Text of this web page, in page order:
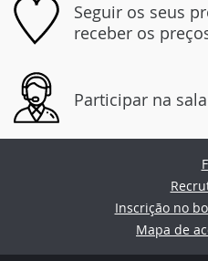
Seguir os seus
receber os
Participar na
Inscrição no
Mapa de